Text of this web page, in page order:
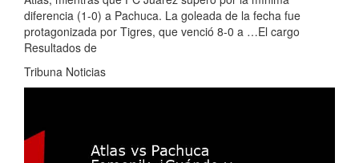
diferencia (1-0) a Pachuca. La goleada de la fecha fue
protagonizada por Tigres, que venció 8-0 a …El cargo
Resultados de
Tribuna Noticias